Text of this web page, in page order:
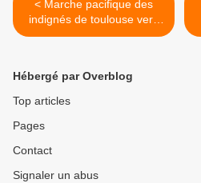
< Marche pacifique des
indignés de toulouse vers
Bruxelles 62e étape
Hébergé par Overblog
Top articles
Pages
Contact
Signaler un abus